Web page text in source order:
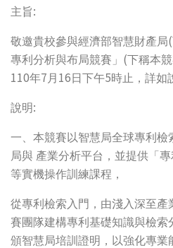
主旨:
敬邀貴校參與經濟部智慧財產局(
專利分析與布局競賽」 (下稱本
110年7 月 16 日下午5時止，詳如
說明:
一、本競賽以智慧局全球專利檢
局與 產業分析平台，並提供「專
等實機操作訓練課程，
從專利檢索入門，由淺入深至產
賽團隊建構專利基礎知識與檢索
頒智慧局培訓證明，以強化專業